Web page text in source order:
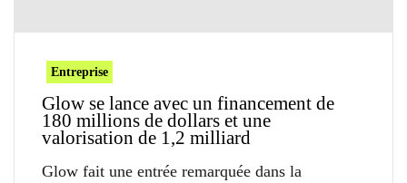
Entreprise
Glow se lance avec un financement de
180 millions de dollars et une
valorisation de 1,2 milliard
Glow fait une entrée remarquée dans la